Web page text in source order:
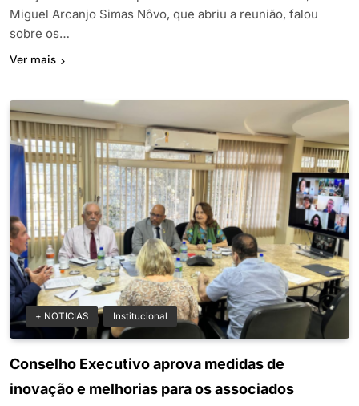
Miguel Arcanjo Simas Nôvo, que abriu a reunião, falou
sobre os…
Ver mais
+ NOTICIAS Institucional
Conselho Executivo aprova medidas de
inovação e melhorias para os associados